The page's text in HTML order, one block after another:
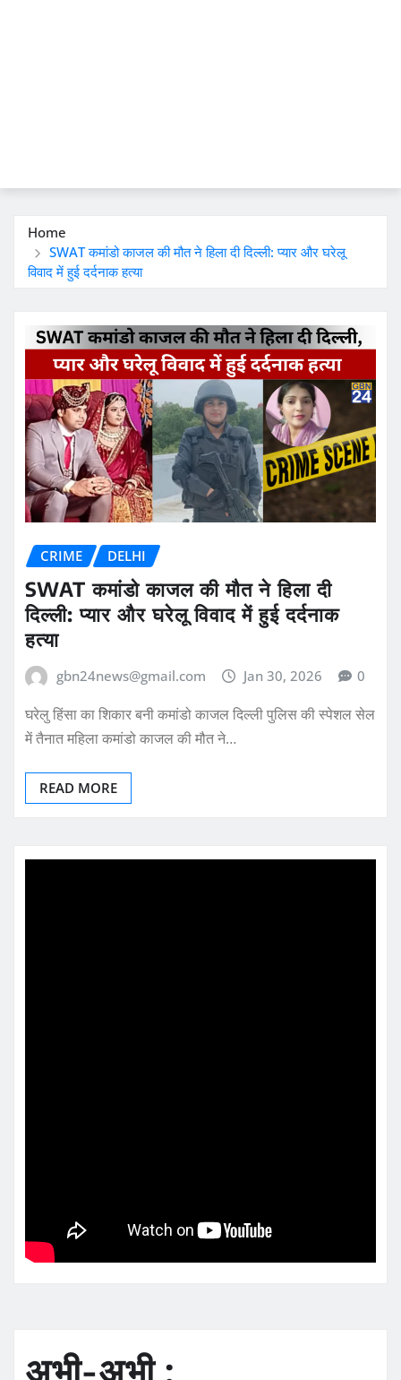
Home
SWAT कमांडो काजल की मौत ने हिला दी दिल्ली: प्यार और घरेलू
विवाद में हुई दर्दनाक हत्या
CRIME DELHI
SWAT कमांडो काजल की मौत ने हिला दी
दिल्ली: प्यार और घरेलू विवाद में हुई दर्दनाक
हत्या
gbn24news@gmail.com Jan 30, 2026 0
घरेलु हिंसा का शिकार बनी कमांडो काजल दिल्ली पुलिस की स्पेशल सेल
में तैनात महिला कमांडो काजल की मौत ने…
READ MORE
अभी-अभी :